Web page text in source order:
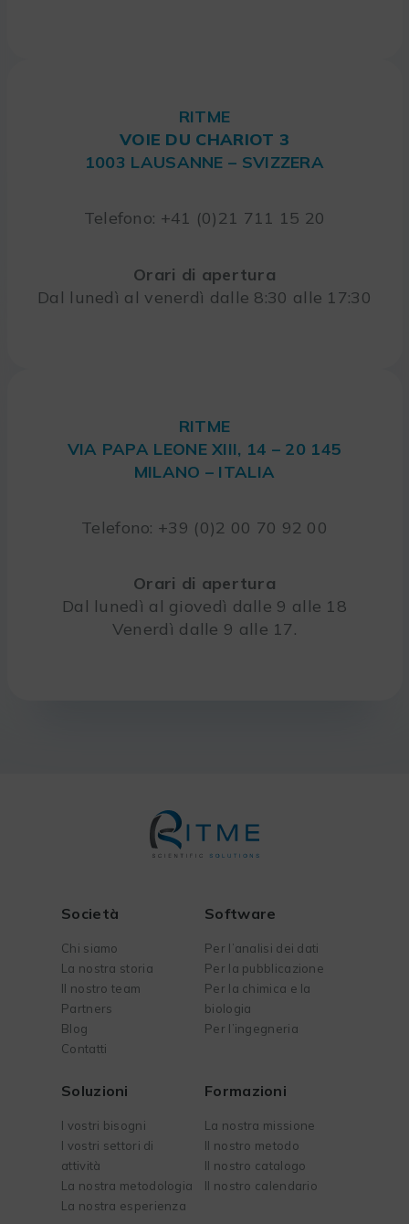
RITME
VOIE DU CHARIOT 3
1003 LAUSANNE – SVIZZERA
Telefono: +41 (0)21 711 15 20
Orari di apertura
Dal lunedì al venerdì dalle 8:30 alle 17:30
RITME
VIA PAPA LEONE XIII, 14 – 20 145
MILANO – ITALIA
Telefono: +39 (0)2 00 70 92 00
Orari di apertura
Dal lunedì al giovedì dalle 9 alle 18
Venerdì dalle 9 alle 17.
Società
Chi siamo
La nostra storia
Il nostro team
Partners
Blog
Contatti
Software
Per l’analisi dei dati
Per la pubblicazione
Per la chimica e la
biologia
Per l’ingegneria
Soluzioni
I vostri bisogni
I vostri settori di
attività
La nostra metodologia
La nostra esperienza
Formazioni
La nostra missione
Il nostro metodo
Il nostro catalogo
Il nostro calendario